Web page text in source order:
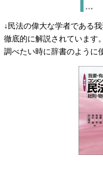
↓民法の偉大な学者である
徹底的に解説されています
調べたい時に辞書のように